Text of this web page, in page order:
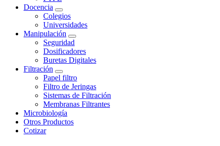
Docencia
Colegios
Universidades
Manipulación
Seguridad
Dosificadores
Buretas Digitales
Filtración
Papel filtro
Filtro de Jeringas
Sistemas de Filtración
Membranas Filtrantes
Microbiología
Otros Productos
Cotizar